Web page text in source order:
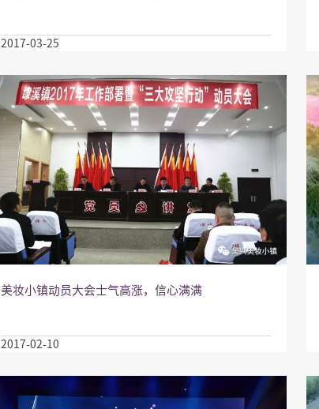
2017-03-25
美妆小镇动员大会士气高涨，信心满满
2017-02-10